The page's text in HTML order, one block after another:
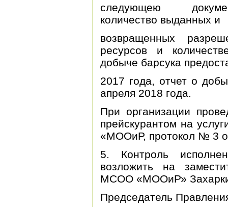
следующею
количество выданных и
возвращенных
ресурсов и
добыче барсука
2017 года, отчет о
апреля 2018 года.
При организации
прейскурантом на
«МООиР, протокол № 3
5. Контроль
возложить на
МСОО «МООиР»
Председатель